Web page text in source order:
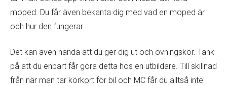
moped. Du får även bekanta dig med vad en moped är
och hur den fungerar.
Det kan även hända att du ger dig ut och övningskör. Tänk
på att du enbart får göra detta hos en utbildare. Till skillnad
från när man tar körkort för bil och MC får du alltså inte